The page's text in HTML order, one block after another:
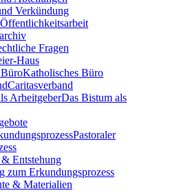
Verkündung
Fragen
Haus
Katholisches Büro
Caritasverband
Das Bistum als
Pastoraler
Entstehung
zum Erkundungsprozess
& Materialien